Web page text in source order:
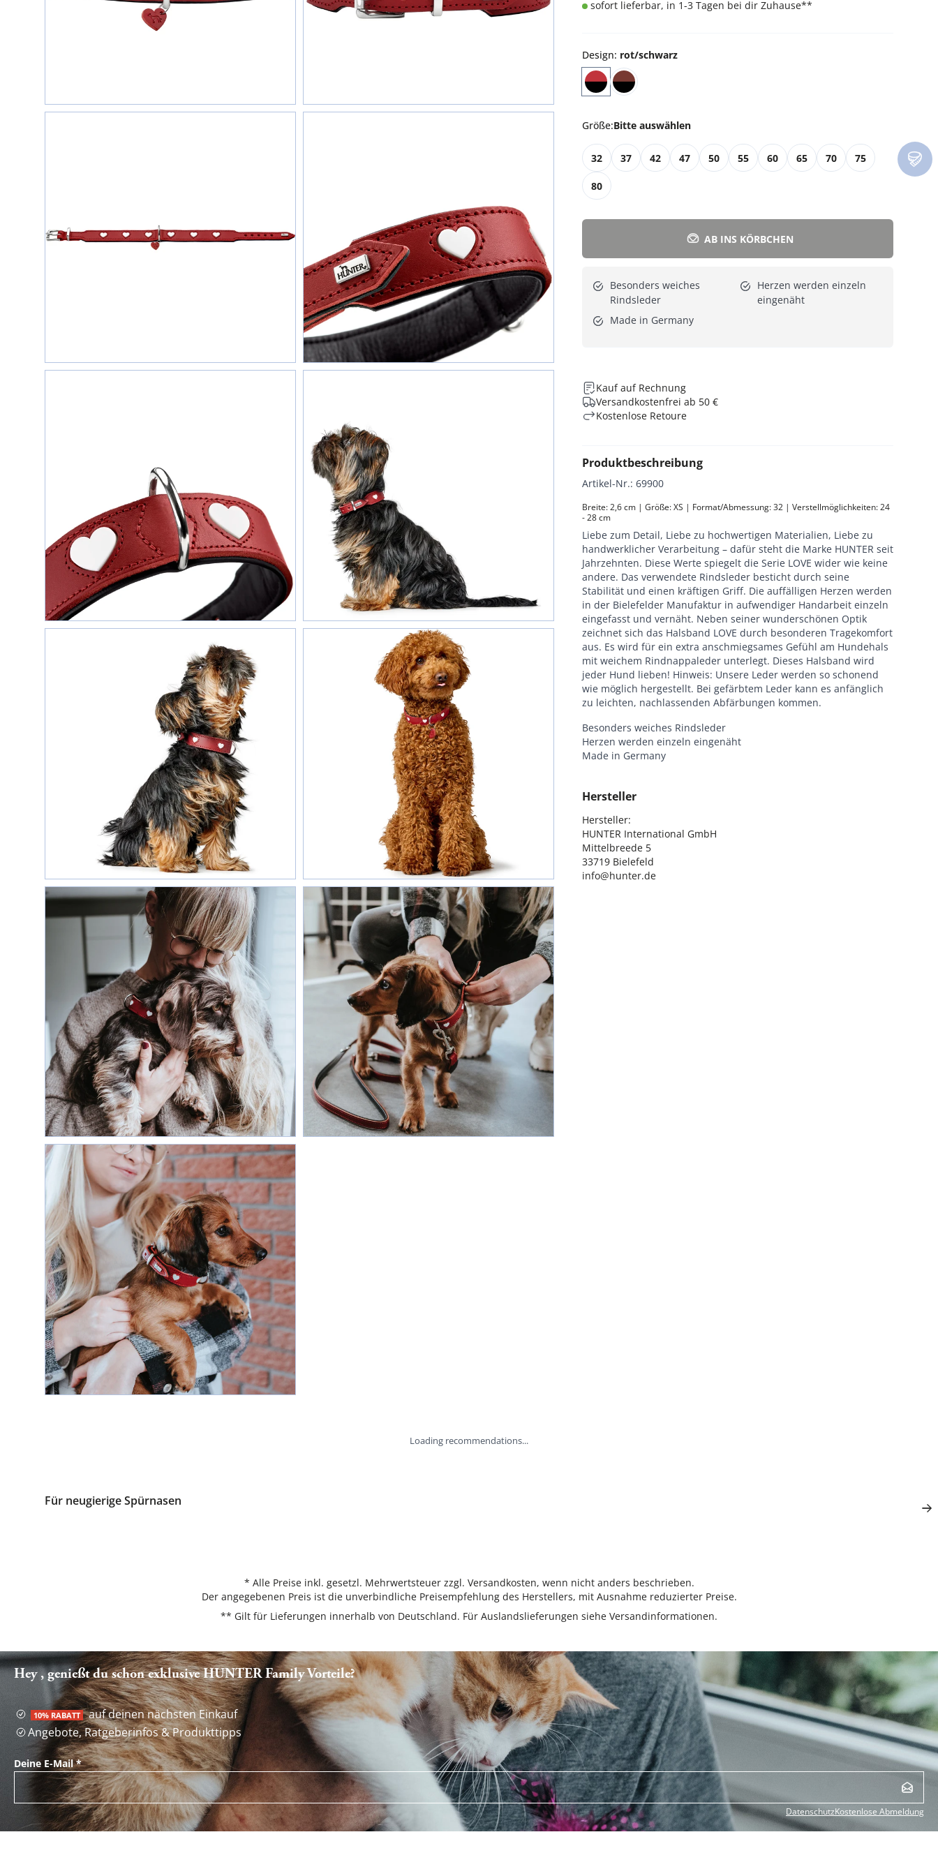
sofort lieferbar, in 1-3 Tagen bei dir Zuhause**
Design: rot/schwarz
Größe:Bitte auswählen
32 37 42 47 50 55 60 65 70 75
80
AB INS KÖRBCHEN
Besonders weiches
Rindsleder
Herzen werden einzeln
eingenäht
Made in Germany
Kauf auf Rechnung
Versandkostenfrei ab 50 €
Kostenlose Retoure
Produktbeschreibung
Artikel-Nr.: 69900
Breite: 2,6 cm | Größe: XS | Format/Abmessung: 32 | Verstellmöglichkeiten: 24
- 28 cm
Liebe zum Detail, Liebe zu hochwertigen Materialien, Liebe zu
handwerklicher Verarbeitung – dafür steht die Marke HUNTER seit
Jahrzehnten. Diese Werte spiegelt die Serie LOVE wider wie keine
andere. Das verwendete Rindsleder besticht durch seine
Stabilität und einen kräftigen Griff. Die auffälligen Herzen werden
in der Bielefelder Manufaktur in aufwendiger Handarbeit einzeln
eingefasst und vernäht. Neben seiner wunderschönen Optik
zeichnet sich das Halsband LOVE durch besonderen Tragekomfort
aus. Es wird für ein extra anschmiegsames Gefühl am Hundehals
mit weichem Rindnappaleder unterlegt. Dieses Halsband wird
jeder Hund lieben! Hinweis: Unsere Leder werden so schonend
wie möglich hergestellt. Bei gefärbtem Leder kann es anfänglich
zu leichten, nachlassenden Abfärbungen kommen.
Besonders weiches Rindsleder
Herzen werden einzeln eingenäht
Made in Germany
Hersteller
Hersteller:
HUNTER International GmbH
Mittelbreede 5
33719 Bielefeld
info@hunter.de
Loading recommendations...
Für neugierige Spürnasen
* Alle Preise inkl. gesetzl. Mehrwertsteuer zzgl. Versandkosten, wenn nicht anders beschrieben.
Der angegebenen Preis ist die unverbindliche Preisempfehlung des Herstellers, mit Ausnahme reduzierter Preise.
** Gilt für Lieferungen innerhalb von Deutschland. Für Auslandslieferungen siehe Versandinformationen.
Hey , genießt du schon exklusive HUNTER Family Vorteile?
10% RABATT auf deinen nächsten Einkauf
Angebote, Ratgeberinfos & Produkttipps
Deine E-Mail*
DatenschutzKostenlose Abmeldung